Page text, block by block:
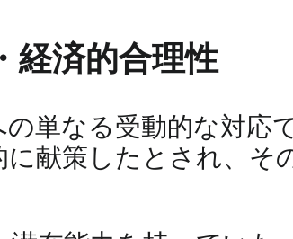
経済的合理性
単なる受動的な対応
献策したとされ、そ